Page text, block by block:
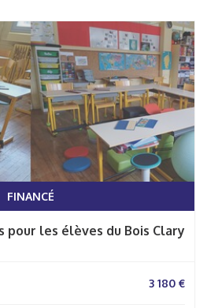
FINANCÉ
pour les élèves du Bois Clary
3 180 €